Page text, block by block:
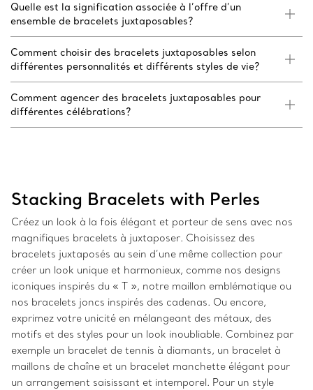
Quelle est la signification associée à l’offre d’un
ensemble de bracelets juxtaposables?
Comment choisir des bracelets juxtaposables selon
différentes personnalités et différents styles de vie?
Comment agencer des bracelets juxtaposables pour
différentes célébrations?
Stacking Bracelets with Perles
Créez un look à la fois élégant et porteur de sens avec nos
magnifiques bracelets à juxtaposer. Choisissez des
bracelets juxtaposés au sein d’une même collection pour
créer un look unique et harmonieux, comme nos designs
iconiques inspirés du « T », notre maillon emblématique ou
nos bracelets joncs inspirés des cadenas. Ou encore,
exprimez votre unicité en mélangeant des métaux, des
motifs et des styles pour un look inoubliable. Combinez par
exemple un bracelet de tennis à diamants, un bracelet à
maillons de chaîne et un bracelet manchette élégant pour
un arrangement saisissant et intemporel. Pour un style